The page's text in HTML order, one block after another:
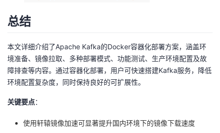
总结
本文详细介绍了Apache Kafka的Docker容器化部署方案，涵盖环
境准备、镜像拉取、多种部署模式、功能测试、生产环境配置及故
障排查等内容。通过容器化部署，用户可快速搭建Kafka服务，降低
环境配置复杂度，同时保持良好的可扩展性。
关键要点：
使用轩辕镜像加速可显著提升国内环境下的镜像下载速度